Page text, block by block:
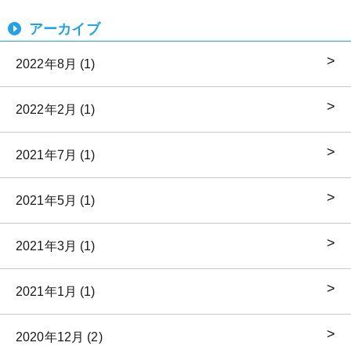
アーカイブ
2022年8月 (1)
2022年2月 (1)
2021年7月 (1)
2021年5月 (1)
2021年3月 (1)
2021年1月 (1)
2020年12月 (2)